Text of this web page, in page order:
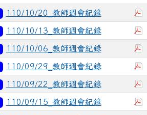
110/10/20_教師週會紀錄
110/10/13_教師週會紀錄
110/10/06_教師週會紀錄
110/09/29_教師週會紀錄
110/09/22_教師週會紀錄
110/09/15_教師週會紀錄